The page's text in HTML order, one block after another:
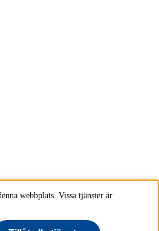
webbplats. Vissa tjänster är